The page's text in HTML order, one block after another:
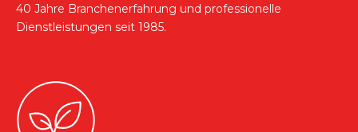
40 Jahre Branchenerfahrung und professionelle
Dienstleistungen seit 1985.